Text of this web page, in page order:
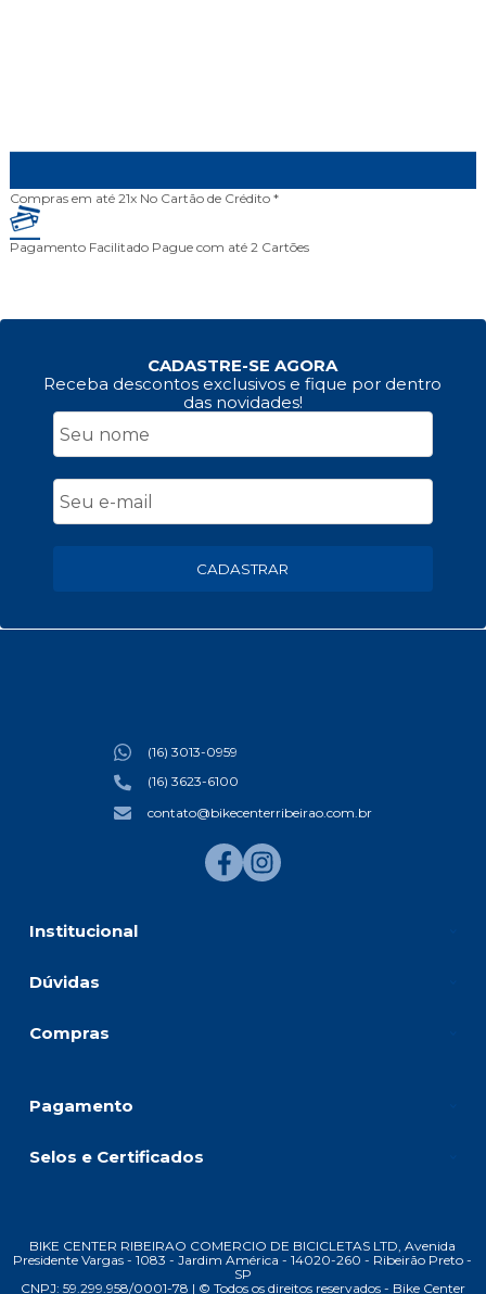
Compras em até 21x No Cartão de Crédito *
Pagamento Facilitado Pague com até 2 Cartões
CADASTRE-SE AGORA
Receba descontos exclusivos e fique por dentro
das novidades!
CADASTRAR
Institucional
Dúvidas
Compras
(16) 3013-0959
(16) 3623-6100
contato@bikecenterribeirao.com.br
Pagamento
Selos e Certificados
BIKE CENTER RIBEIRAO COMERCIO DE BICICLETAS LTD, Avenida
Presidente Vargas - 1083 - Jardim América - 14020-260 - Ribeirão Preto -
SP
CNPJ: 59.299.958/0001-78 | © Todos os direitos reservados - Bike Center